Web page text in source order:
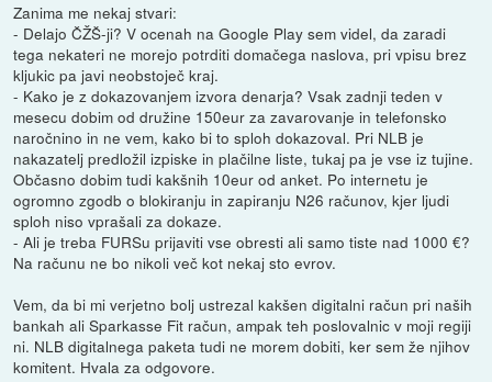
Zanima me nekaj stvari:
- Delajo ČŽŠ‑ji? V ocenah na Google Play sem videl, da zaradi
tega nekateri ne morejo potrditi domačega naslova, pri vpisu brez
kljukic pa javi neobstoječ kraj.
- Kako je z dokazovanjem izvora denarja? Vsak zadnji teden v
mesecu dobim od družine 150eur za zavarovanje in telefonsko
naročnino in ne vem, kako bi to sploh dokazoval. Pri NLB je
nakazatelj predložil izpiske in plačilne liste, tukaj pa je vse iz tujine.
Občasno dobim tudi kakšnih 10eur od anket. Po internetu je
ogromno zgodb o blokiranju in zapiranju N26 računov, kjer ljudi
sploh niso vprašali za dokaze.
- Ali je treba FURSu prijaviti vse obresti ali samo tiste nad 1000 €?
Na računu ne bo nikoli več kot nekaj sto evrov.
Vem, da bi mi verjetno bolj ustrezal kakšen digitalni račun pri naših
bankah ali Sparkasse Fit račun, ampak teh poslovalnic v moji regiji
ni. NLB digitalnega paketa tudi ne morem dobiti, ker sem že njihov
komitent. Hvala za odgovore.